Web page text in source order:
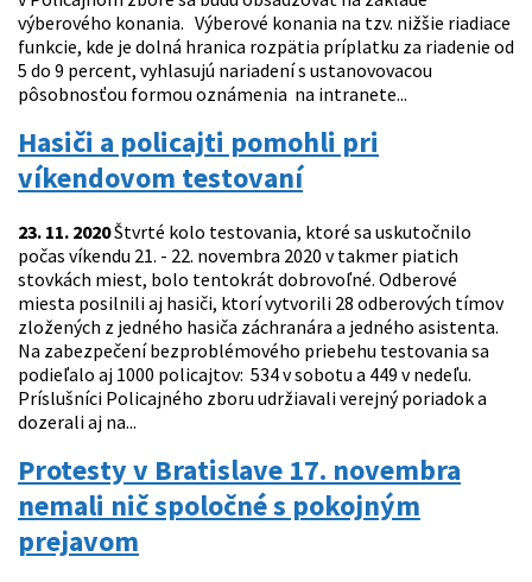
výberového konania. Výberové konania na tzv. nižšie riadiace
funkcie, kde je dolná hranica rozpätia príplatku za riadenie od
5 do 9 percent, vyhlasujú nariadení s ustanovovacou
pôsobnosťou formou oznámenia na intranete...
Hasiči a policajti pomohli pri
víkendovom testovaní
23. 11. 2020Štvrté kolo testovania, ktoré sa uskutočnilo
počas víkendu 21. - 22. novembra 2020 v takmer piatich
stovkách miest, bolo tentokrát dobrovoľné. Odberové
miesta posilnili aj hasiči, ktorí vytvorili 28 odberových tímov
zložených z jedného hasiča záchranára a jedného asistenta.
Na zabezpečení bezproblémového priebehu testovania sa
podieľalo aj 1000 policajtov: 534 v sobotu a 449 v nedeľu.
Príslušníci Policajného zboru udržiavali verejný poriadok a
dozerali aj na...
Protesty v Bratislave 17. novembra
nemali nič spoločné s pokojným
prejavom